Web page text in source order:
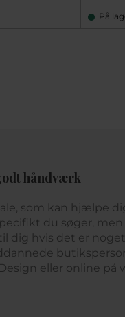
På
håndværk
som kan hjælpe
du søger, men
dig hvis det er noget
eller online på